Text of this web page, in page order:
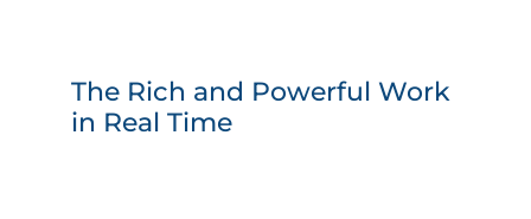
The Rich and Powerful Work
in Real Time